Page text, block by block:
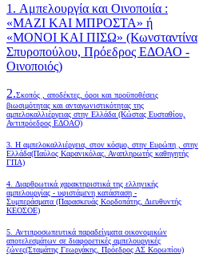
1. Αμπελουργία και Οινοποιία :
«ΜΑΖΙ ΚΑΙ ΜΠΡΟΣΤΑ» ή
«ΜΟΝΟΙ ΚΑΙ ΠΙΣΩ» (Κωνσταντίνα
Σπυροπούλου, Πρόεδρος ΕΔΟΑΟ -
Οινοποιός)
2.Σκοπός , αποδέκτες, όροι και προϋποθέσεις
βιωσιμότητας και ανταγωνιστικότητας της
αμπελοκαλλιέργειας στην Ελλάδα (Κώστας Ευσταθίου,
Αντιπρόεδρος ΕΔΟΑΟ)
3. Η αμπελοκαλλιέργεια, στον κόσμο, στην Ευρώπη , στην
Ελλάδα(Παύλος Καρανικόλας, Αναπληρωτής καθηγητής
ΓΠΑ)
4. Διαρθρωτικά χαρακτηριστικά της ελληνικής
αμπελουργίας - υφιστάμενη κατάσταση -
Συμπεράσματα (Παρασκευάς Κορδοπάτης, Διευθυντής
ΚΕΟΣΟΕ)
5. Αντιπροσωπευτικά παραδείγματα οικονομικών
αποτελεσμάτων σε διαφορετικές αμπελουργικές
ζώνες(Σταμάτης Γεωργάκης, Πρόεδρος ΑΣ Κορωπίου)